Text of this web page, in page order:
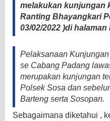
melakukan kunjungan
Ranting Bhayangkari
03/02/2022 )di
Pelaksanaan
se Cabang Padang
merupakan kunjungan
Polsek Sosa dan
Barteng serta Sosopan.
Sebagaimana diketahui ,